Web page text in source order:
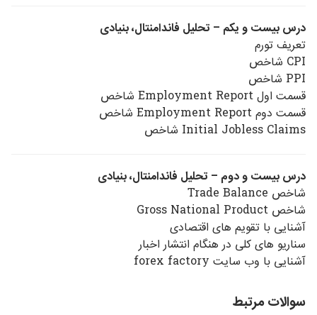
درس بیست و یکم – تحلیل فاندامنتال، بنیادی
تعریف تورم
CPI شاخص
PPI شاخص
قسمت اول Employment Report شاخص
قسمت دوم Employment Report شاخص
Initial Jobless Claims شاخص
درس بیست و دوم – تحلیل فاندامنتال، بنیادی
شاخص Trade Balance
شاخص Gross National Product
آشنایی با تقویم های اقتصادی
سناریو های کلی در هنگام انتشار اخبار
آشنایی با وب سایت forex factory
سوالات مرتبط